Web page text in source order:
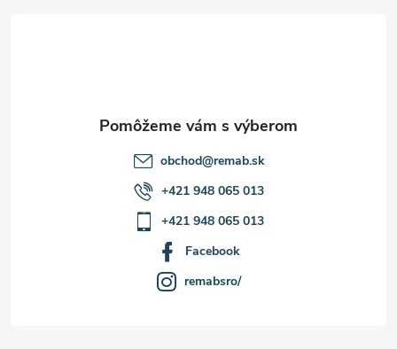
obchod@remab.sk
+421 948 065 013
+421 948 065 013
Facebook
remabsro/